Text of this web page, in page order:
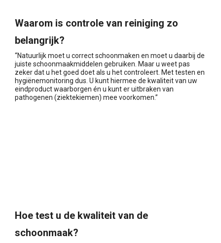
Waarom is controle van reiniging zo
belangrijk?
“Natuurlijk moet u correct schoonmaken en moet u daarbij de
juiste schoonmaakmiddelen gebruiken. Maar u weet pas
zeker dat u het goed doet als u het controleert. Met testen en
hygiënemonitoring dus. U kunt hiermee de kwaliteit van uw
eindproduct waarborgen én u kunt er uitbraken van
pathogenen (ziektekiemen) mee voorkomen.”
Hoe test u de kwaliteit van de
schoonmaak?